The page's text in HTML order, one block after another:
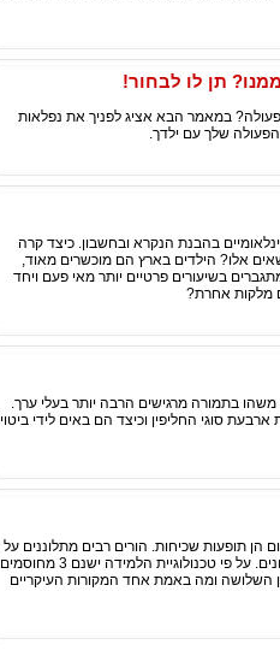
תן לו לבחור!
במאמר הבא אציג לפניך את נפלאות
שלך עם ילדך.
במבחנים הבינלאומיים בהבנת הנקרא ובחשבון. כיצד קרה
מדינת ישראל מדורגת במקומות ה- 40 בעולם בנושאים אלו? הילדים בארץ הם מוכשרים מאוד,
בשיעורים פרטיים יותר מאי פעם ויחד
מלקות אחרת?
משהו בתמורה מרגישים הרבה יותר בעלי ערך.
סוגי החליפין וכיצד הם באים לידי ביטוי
הן תופעות שכיחות. הורים רבים מתלוננים על
'מלחמות' שמתנהלות בינם לבין הילדים על הכנת שיעורי הבית ולמידה למבחנים. על פי טכנולוגיית הלמידה ישנם 3 מחוסמים
השלושה ומה באמת אחד המקורות העיקריים